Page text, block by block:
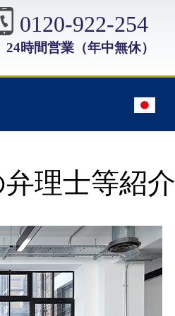
0120-922-254
24時間営業（年中無休）
理士等紹介